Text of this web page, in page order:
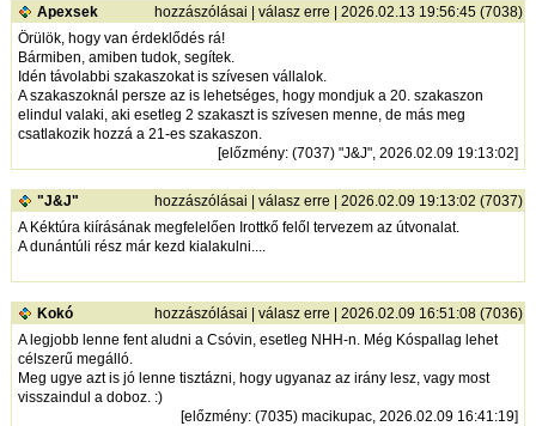
Apexsek hozzászólásai |válasz erre | 2026.02.13 19:56:45 (7038)
Örülök, hogy van érdeklődés rá!
Bármiben, amiben tudok, segítek.
Idén távolabbi szakaszokat is szívesen vállalok.
A szakaszoknál persze az is lehetséges, hogy mondjuk a 20. szakaszon
elindul valaki, aki esetleg 2 szakaszt is szívesen menne, de más meg
csatlakozik hozzá a 21-es szakaszon.
[előzmény: (7037) "J&J", 2026.02.09 19:13:02]
"J&J" hozzászólásai |válasz erre | 2026.02.09 19:13:02 (7037)
A Kéktúra kiírásának megfelelően Irottkő felől tervezem az útvonalat.
A dunántúli rész már kezd kialakulni....
Kokó hozzászólásai |válasz erre | 2026.02.09 16:51:08 (7036)
A legjobb lenne fent aludni a Csóvin, esetleg NHH-n. Még Kóspallag lehet
célszerű megálló.
Meg ugye azt is jó lenne tisztázni, hogy ugyanaz az irány lesz, vagy most
visszaindul a doboz. :)
[előzmény: (7035) macikupac, 2026.02.09 16:41:19]